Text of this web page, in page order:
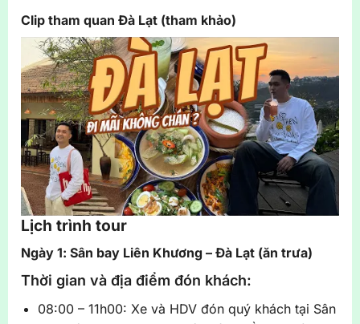
Clip tham quan Đà Lạt (tham khảo)
Lịch trình tour
Ngày 1: Sân bay Liên Khương – Đà Lạt (ăn trưa)
Thời gian và địa điểm đón khách:
08:00 – 11h00: Xe và HDV đón quý khách tại Sân